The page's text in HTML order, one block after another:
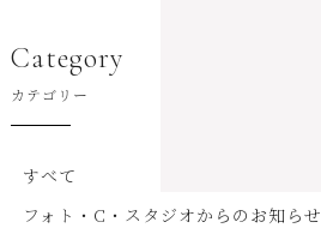
Category
カテゴリー
すべて
フォト・C・スタジオからのお知らせ